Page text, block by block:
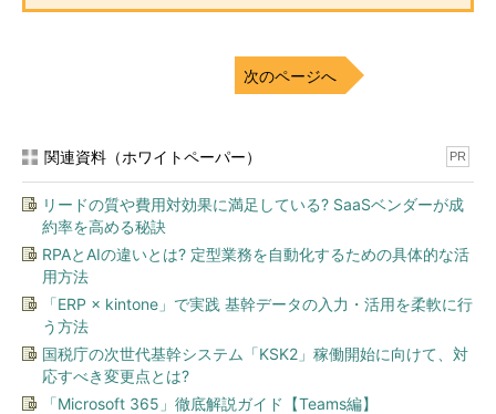
ト・キーの入力が必要になるが、上記のISOファイルのダウンロ
「スタート」画面が表示される。以前のWindows 8 DP版のスタ
ート画面と同じように見えるが、右クリックによるメニュー表示
やタスク切り替えのためのプレビュー表示機能など、多くの機能
が追加された。そして、アプリケーションを起動するためのラウ
ンチャ画面として、（使いやすいかどうかは別として）かなり機
能強化されている。例えばWindows 8 DP版では、スタート画面
に新しいアイコンを追加するのも簡単ではなかったが、Windows
8 CPでは、「すべてのアプリ」という一覧を表示しておいて、
そこから「ピン留め」するだけで簡単にスタート画面に追加でき
るようになっている。
次のページへ
関連資料（ホワイトペーパー） PR
リードの質や費用対効果に満足している? SaaSベンダーが成
約率を高める秘訣
RPAとAIの違いとは? 定型業務を自動化するための具体的な活
用方法
「ERP × kintone」で実践 基幹データの入力・活用を柔軟に行
う方法
国税庁の次世代基幹システム「KSK2」稼働開始に向けて、対
応すべき変更点とは?
「Microsoft 365」徹底解説ガイド【Teams編】